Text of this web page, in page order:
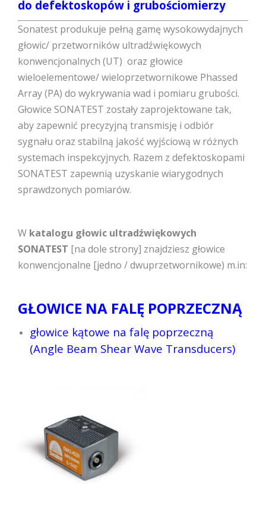
do defektoskopów i grubościomierzy
Sonatest produkuje pełną gamę wysokowydajnych
głowic/ przetworników ultradźwiękowych
konwencjonalnych (UT) oraz głowice
wieloelementowe/ wieloprzetwornikowe Phassed
Array (PA) do wykrywania wad i pomiaru grubości.
Głowice SONATEST zostały zaprojektowane tak,
aby zapewnić precyzyjną transmisję i odbiór
sygnału oraz stabilną jakość wyjściową w różnych
systemach inspekcyjnych. Razem z defektoskopami
SONATEST zapewnią uzyskanie wiarygodnych
sprawdzonych pomiarów.
W katalogu głowic ultradźwiękowych
SONATEST [na dole strony] znajdziesz głowice
konwencjonalne [jedno / dwuprzetwornikowe) m.in:
GŁOWICE NA FALĘ POPRZECZNĄ
głowice kątowe na falę poprzeczną
(Angle Beam Shear Wave Transducers)